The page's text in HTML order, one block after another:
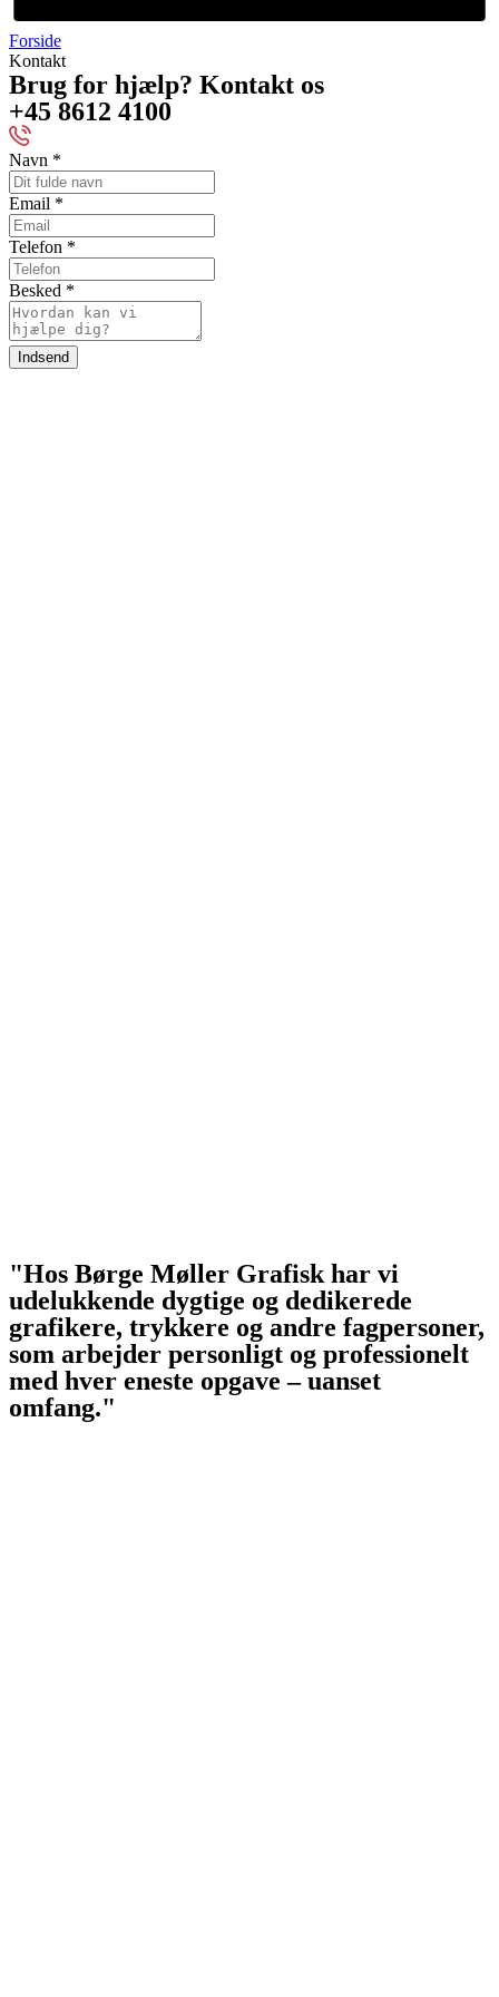
Forside
Kontakt
Brug for hjælp? Kontakt os
+45 8612 4100
Navn *
Email *
Telefon *
Besked *
Indsend
"Hos Børge Møller Grafisk har vi
udelukkende dygtige og dedikerede
grafikere, trykkere og andre fagpersoner,
som arbejder personligt og professionelt
med hver eneste opgave – uanset
omfang."